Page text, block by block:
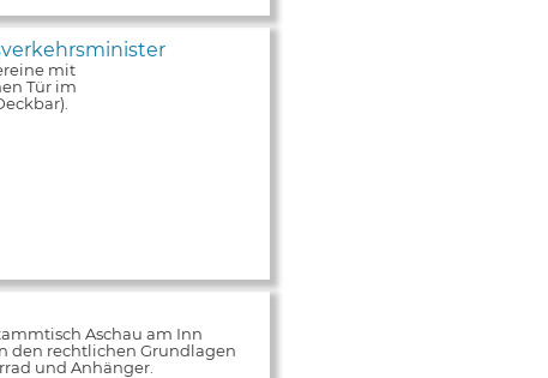
mit
Tür im
Aschau am Inn
den rechtlichen Grundlagen
und Anhänger.